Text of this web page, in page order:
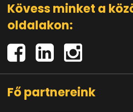
Kövess minket a
oldalakon:
Fő partnereink